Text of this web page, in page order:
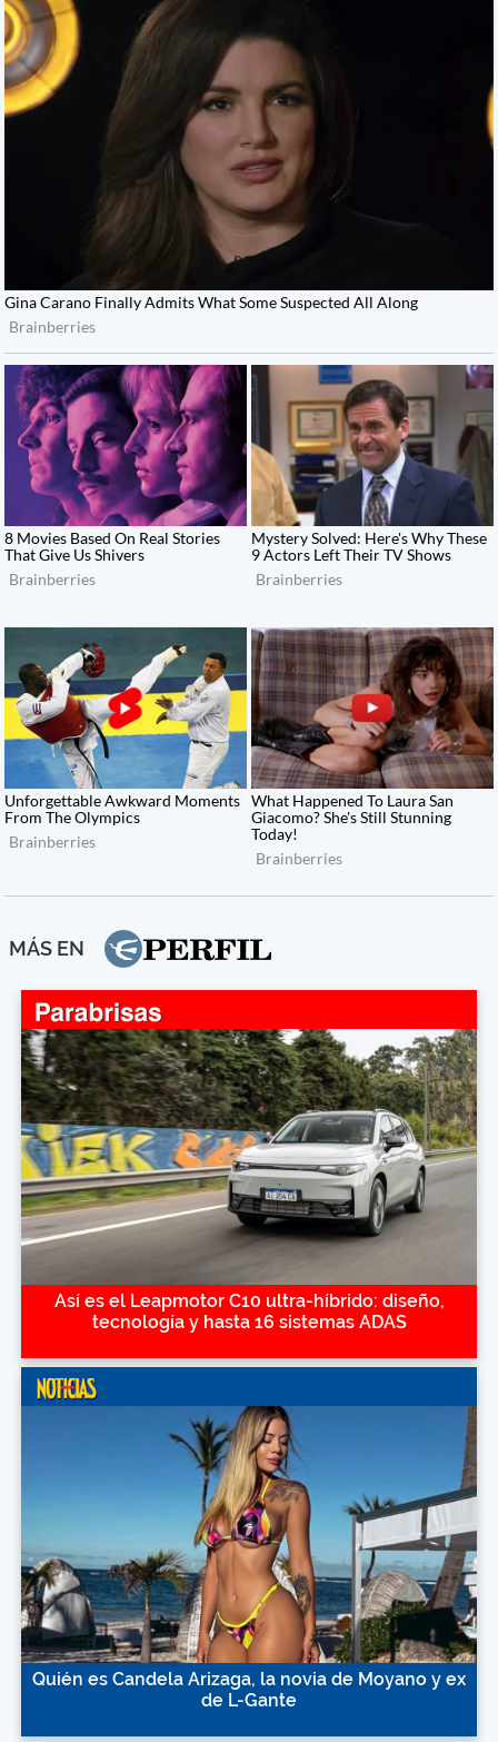
MÁS EN
Así es el Leapmotor C10 ultra-híbrido: diseño,
tecnología y hasta 16 sistemas ADAS
Quién es Candela Arizaga, la novia de Moyano y ex
de L-Gante